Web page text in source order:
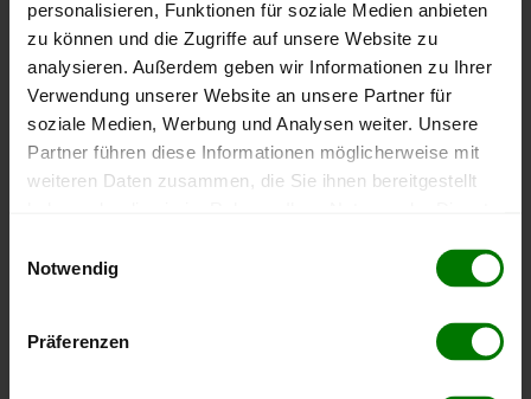
personalisieren, Funktionen für soziale Medien anbieten
zu können und die Zugriffe auf unsere Website zu
analysieren. Außerdem geben wir Informationen zu Ihrer
Verwendung unserer Website an unsere Partner für
soziale Medien, Werbung und Analysen weiter. Unsere
Partner führen diese Informationen möglicherweise mit
weiteren Daten zusammen, die Sie ihnen bereitgestellt
Notwendig
Präferenzen
Hasloch
Himmelstadt
Karbach
Karlstadt
Karsbach
Marktheidenfeld
Neuendorf